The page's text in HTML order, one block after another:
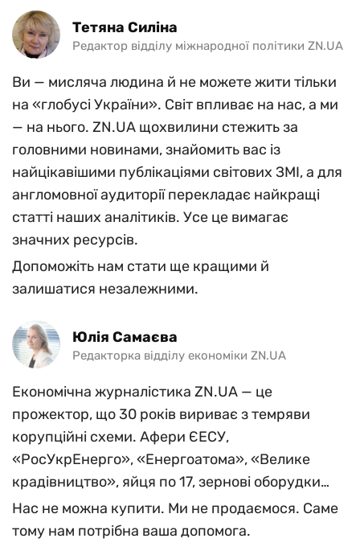
Тетяна Силіна
Редактор відділу міжнародної політики ZN.UA
Ви — мисляча людина й не можете жити тільки
на «глобусі України». Світ впливає на нас, а ми
— на нього. ZN.UA щохвилини стежить за
головними новинами, знайомить вас із
найцікавішими публікаціями світових ЗМІ, а для
англомовної аудиторії перекладає найкращі
статті наших аналітиків. Усе це вимагає
значних ресурсів.
Допоможіть нам стати ще кращими й
залишатися незалежними.
Юлiя Самаєва
Редакторка відділу економіки ZN.UA
Економічна журналістика ZN.UA — це
прожектор, що 30 років вириває з темряви
корупційні схеми. Афери ЄЕСУ,
«РосУкрЕнерго», «Енергоатома», «Велике
крадівництво», яйця по 17, зернові оборудки…
Нас не можна купити. Ми не продаємося. Саме
тому нам потрібна ваша допомога.